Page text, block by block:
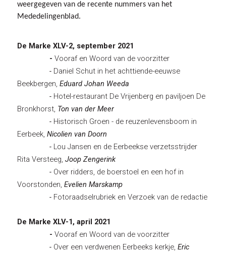
weergegeven van de recente nummers van het
Mededelingenblad.
De Marke XLV-2, september 2021
-Vooraf en Woord van de voorzitter
- Daniel Schut in het achttiende-eeuwse
Beekbergen,Eduard Johan Weeda
- Hotel-restaurant De Vrijenberg en paviljoen De
Bronkhorst, Ton van der Meer
- Historisch Groen - de reuzenlevensboom in
Eerbeek,Nicolien van Doorn
- Lou Jansen en de Eerbeekse verzetsstrijder
Rita Versteeg,Joop Zengerink
- Over ridders, de boerstoel en een hof in
Voorstonden,Evelien Marskamp
- Fotoraadselrubriek en Verzoek van de redactie
De Marke XLV-1, april 2021
-Vooraf en Woord van de voorzitter
- Over een verdwenen Eerbeeks kerkje,Eric